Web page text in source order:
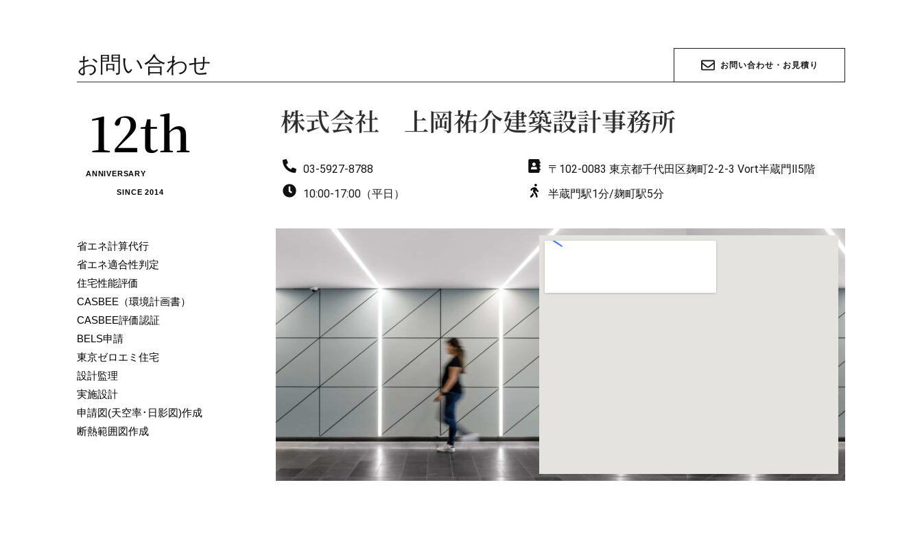
お問い合わせ お問 い合わせ ・ お 見積 り
0
1
2
3
4
5
6
7
0
1
2
3
4
5
6
7
8
th
ANNIVERSARY
SINCE 2014
省エネ計算代行
省エネ適合性判定
住宅性能評価
CASBEE（環境計画書）
CASBEE評価認証
BELS申請
東京ゼロエミ住宅
設計監理
実施設計
申請図(天空率･日影図)作成
断熱範囲図作成
株式会社 上岡祐介建築設計事務所
03-5927-8788
10:00-17:00（平日）
〒102-0083 東京都千代田区麹町2-2-3 Vort半蔵門Ⅱ5階
半蔵門駅1分/麹町駅5分